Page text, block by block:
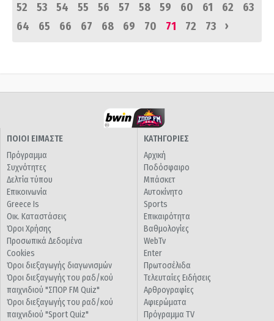
52
53 54 55 56 57 58 59 60 61 62
63
64
65 66 67 68 69 70 71 72 73 ›
ΠΟΙΟΙ ΕΙΜΑΣΤΕ
Πρόγραμμα
Συχνότητες
Δελτία τύπου
Επικοινωνία
Greece Is
Οικ. Καταστάσεις
Όροι Χρήσης
Προσωπικά Δεδομένα
Cookies
Όροι διεξαγωγής διαγωνισμών
Όροι διεξαγωγής του ραδ/κού
παιχνιδιού "ΣΠΟΡ FM Quiz"
Όροι διεξαγωγής του ραδ/κού
παιχνιδιού "Sport Quiz"
ΚΑΤΗΓΟΡΙΕΣ
Αρχική
Ποδόσφαιρο
Μπάσκετ
Αυτοκίνητο
Sports
Επικαιρότητα
Βαθμολογίες
WebTv
Enter
Πρωτοσέλιδα
Τελευταίες Ειδήσεις
Αρθρογραφίες
Αφιερώματα
Πρόγραμμα TV